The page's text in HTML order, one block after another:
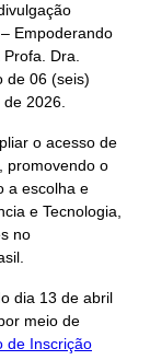
Empoderando
Dra.
de 06 (seis)
2026.
o acesso de
promovendo o
a escolha e
e Tecnologia,
no
dia 13 de abril
meio de
de Inscrição